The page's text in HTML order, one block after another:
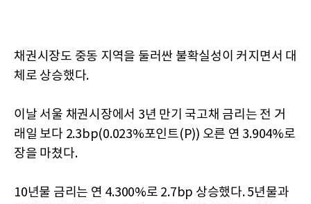
채권시장도 중동 지역을 둘러싼 불확실성이 커지면서 대
체로 상승했다.
이날 서울 채권시장에서 3년 만기 국고채 금리는 전 거
래일 보다 2.3bp(0.023%포인트(P)) 오른 연 3.904%로
장을 마쳤다.
10년물 금리는 연 4.300%로 2.7bp 상승했다. 5년물과